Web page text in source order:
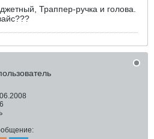
Траппер-ручка и голова.